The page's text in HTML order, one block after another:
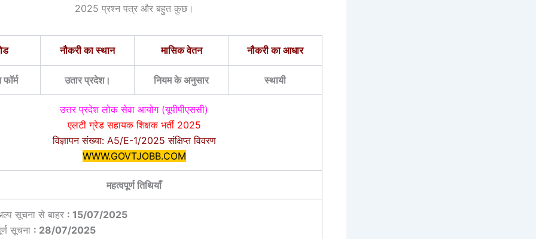
2025 प्रश्न पत्र और बहुत कुछ।
नौकरी का स्थान मासिक वेतन नौकरी का आधार
उतार प्रदेश। नियम के अनुसार स्थायी
उत्तर प्रदेश लोक सेवा आयोग (यूपीपीएससी)
एलटी ग्रेड सहायक शिक्षक भर्ती 2025
विज्ञापन संख्या: A5/E-1/2025 संक्षिप्त विवरण
WWW.GOVTJOBB.COM
महत्वपूर्ण तिथियाँ
सूचना से बाहर : 15/07/2025
सूचना : 28/07/2025